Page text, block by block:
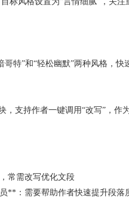
哥特”和“轻松幽默”两种风格，
，支持作者一键调用“改写”，
常需改写优化文段
**：需要帮助作者快速提升段落